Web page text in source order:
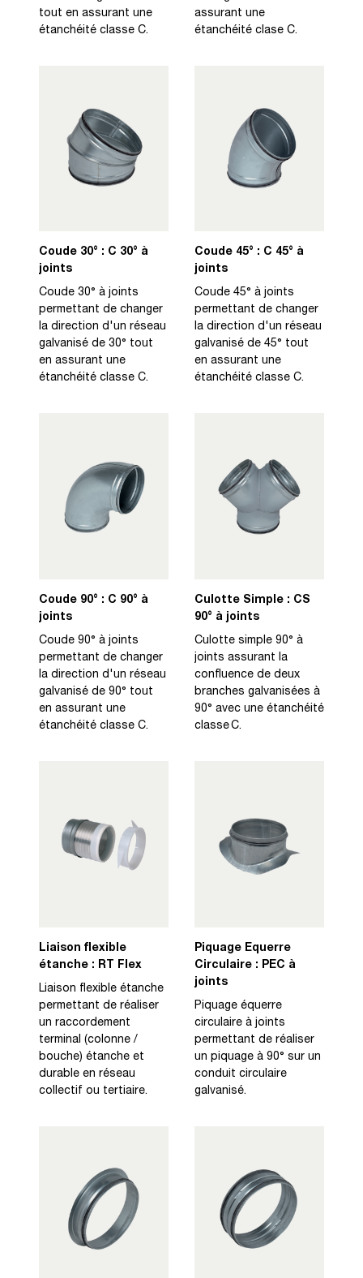
tout en assurant une
étanchéité classe C.
assurant une
étanchéité clase C.
Coude 30° : C 30° à
joints
Coude 30° à joints
permettant de changer
la direction d'un réseau
galvanisé de 30° tout
en assurant une
étanchéité classe C.
Coude 45° : C 45° à
joints
Coude 45° à joints
permettant de changer
la direction d'un réseau
galvanisé de 45° tout
en assurant une
étanchéité classe C.
Coude 90° : C 90° à
joints
Coude 90° à joints
permettant de changer
la direction d'un réseau
galvanisé de 90° tout
en assurant une
étanchéité classe C.
Culotte Simple : CS
90° à joints
Culotte simple 90° à
joints assurant la
confluence de deux
branches galvanisées à
90° avec une étanchéité
classe C.
Liaison flexible
étanche : RT Flex
Liaison flexible étanche
permettant de réaliser
un raccordement
terminal (colonne /
bouche) étanche et
durable en réseau
collectif ou tertiaire.
Piquage Equerre
Circulaire : PEC à
joints
Piquage équerre
circulaire à joints
permettant de réaliser
un piquage à 90° sur un
conduit circulaire
galvanisé.